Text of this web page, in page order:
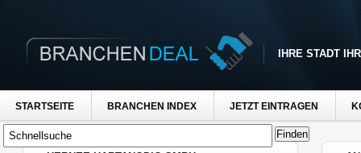
IHRE STADT
STARTSEITE BRANCHEN INDEX JETZT EINTRAGEN